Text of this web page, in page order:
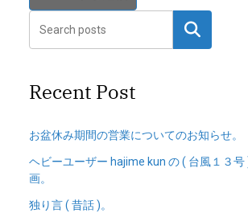
検索
Recent Post
お盆休み期間の営業についてのお知らせ。
ヘビーユーザー hajime kun の ( 台風１３号
画。
独り言 ( 昔話 )。